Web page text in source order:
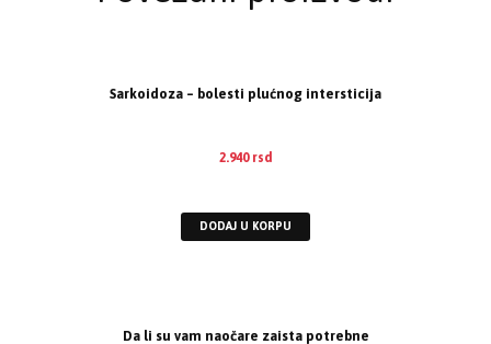
Sarkoidoza – bolesti plućnog intersticija
2.940 rsd
DODAJ U KORPU
Da li su vam naočare zaista potrebne